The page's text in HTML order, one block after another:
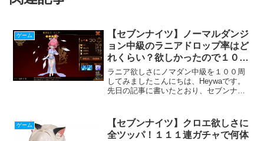
ゲーム
【セブンナイツ】ノーマルダンジ
ョン中級のラニアドロップ率はど
れくらい？欲しかったので１００
周してみた
ラニア欲しさにノマダン中級を１００周
してみましたこんにちは、Heywaです。
先日の記事に書いたとおり、セブンナイ
７「吹雪の大地」で詰まってしまいまし
た。状態異常の凍結が...
ゲーム
【セブンナイツ】クロエ欲しさに
全ツッパ！１１１連ガチャで何体